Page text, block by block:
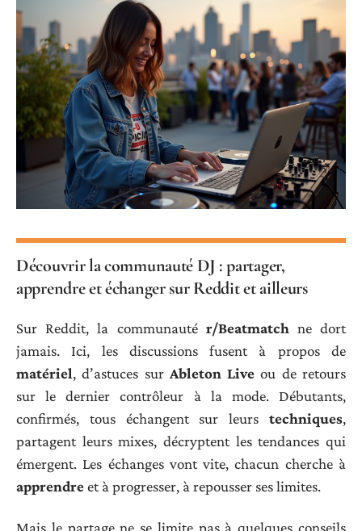
Découvrir la communauté DJ : partager,
apprendre et échanger sur Reddit et ailleurs
Sur Reddit, la communauté r/Beatmatchne dort
jamais. Ici, les discussions fusent à propos de
matériel, d’astuces sur Ableton Live ou de retours
sur le dernier contrôleur à la mode. Débutants,
confirmés, tous échangent sur leurs techniques,
partagent leurs mixes, décryptent les tendances qui
émergent. Les échanges vont vite, chacun cherche à
apprendreet à progresser, à repousser ses limites.
Mais le partage ne se limite pas à quelques conseils